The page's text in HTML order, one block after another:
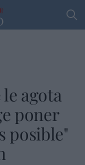
agota
poner
posible"